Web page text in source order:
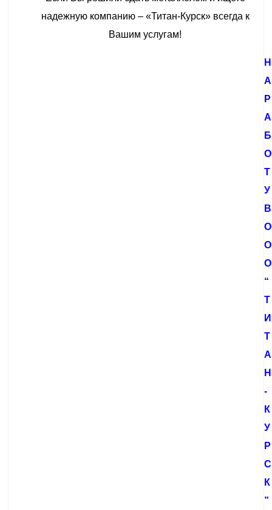
надежную компанию – «Титан-Курск» всегда к
Вашим услугам!
Н
А
Р
А
Б
О
Т
У
В
О
О
О
“
Т
И
Т
А
Н
-
К
У
Р
С
К
”